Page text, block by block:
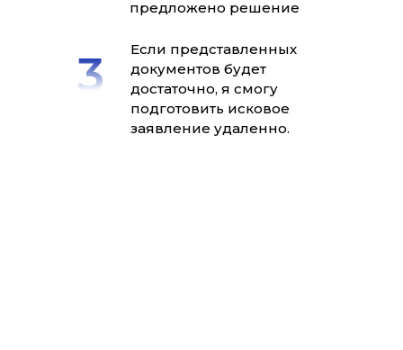
предложено решение
Если представленных
документов будет
достаточно, я смогу
подготовить исковое
заявление удаленно.